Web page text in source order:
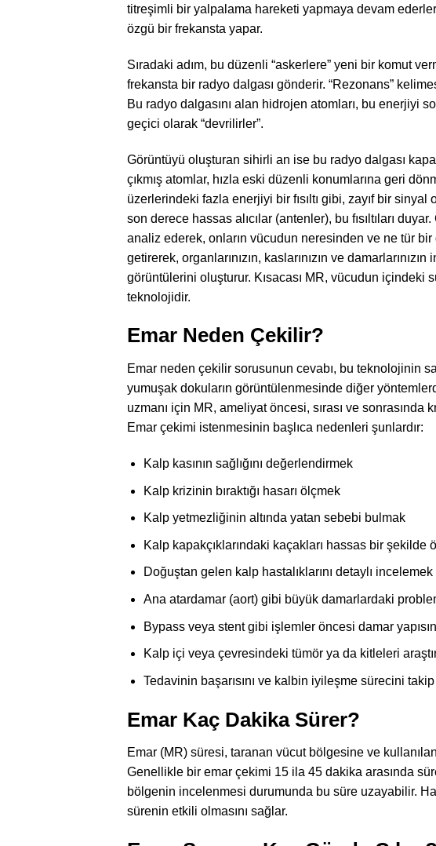
titreşimli bir yalpalama hareketi yapmaya devam
özgü bir frekansta yapar.
Sıradaki adım, bu düzenli “askerlere” yeni bir komut
frekansta bir radyo dalgası gönderir. “Rezonans”
Bu radyo dalgasını alan hidrojen atomları, bu enerjiyi
geçici olarak “devrilirler”.
Görüntüyü oluşturan sihirli an ise bu radyo dalgası
çıkmış atomlar, hızla eski düzenli konumlarına geri
üzerlerindeki fazla enerjiyi bir fısıltı gibi, zayıf bir sinyal
son derece hassas alıcılar (antenler), bu fısıltıları
analiz ederek, onların vücudun neresinden ve ne tür
getirerek, organlarınızın, kaslarınızın ve
görüntülerini oluşturur. Kısacası MR, vücudun içindeki
teknolojidir.
Emar Neden Çekilir?
Emar neden çekilir sorusunun cevabı, bu teknolojinin
yumuşak dokuların görüntülenmesinde diğer
uzmanı için MR, ameliyat öncesi, sırası ve
Emar çekimi istenmesinin başlıca nedenleri şunlardır:
Kalp kasının sağlığını değerlendirmek
Kalp krizinin bıraktığı hasarı ölçmek
Kalp yetmezliğinin altında yatan sebebi bulmak
Kalp kapakçıklarındaki kaçakları hassas bir şekilde
Doğuştan gelen kalp hastalıklarını detaylı incelemek
Ana atardamar (aort) gibi büyük damarlardaki
Bypass veya stent gibi işlemler öncesi damar
Kalp içi veya çevresindeki tümör ya da kitleleri
Tedavinin başarısını ve kalbin iyileşme sürecini
Emar Kaç Dakika Sürer?
Emar (MR) süresi, taranan vücut bölgesine ve
Genellikle bir emar çekimi 15 ila 45 dakika arasında
bölgenin incelenmesi durumunda bu süre uzayabilir.
sürenin etkili olmasını sağlar.